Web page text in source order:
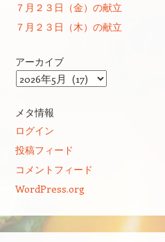
７月２３日（金）の献立
７月２３日（木）の献立
アーカイブ
ア
カ
イ
ブ
メタ情報
ログイン
投稿フィード
コメントフィード
WordPress.org